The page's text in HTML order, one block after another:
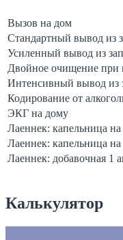
Вызов на дом
Стандартный вывод из
Усиленный вывод из
Двойное очищение при
Интенсивный вывод из
Кодирование от
ЭКГ на дому
Лаеннек: капельница
Лаеннек: капельница
Лаеннек: добавочная 1
Калькулятор